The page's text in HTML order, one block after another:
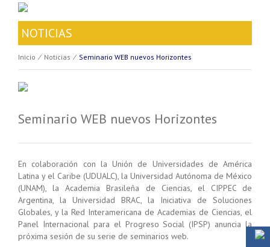
NOTICIAS
Inicio ⁄ Noticias ⁄ Seminario WEB nuevos Horizontes
Seminario WEB nuevos Horizontes
En colaboración con la Unión de Universidades de América
Latina y el Caribe (UDUALC), la Universidad Autónoma de México
(UNAM), la Academia Brasileña de Ciencias, el CIPPEC de
Argentina, la Universidad BRAC, la Iniciativa de Soluciones
Globales, y la Red Interamericana de Academias de Ciencias, el
Panel Internacional para el Progreso Social (IPSP) anuncia la
próxima sesión de su serie de seminarios web.